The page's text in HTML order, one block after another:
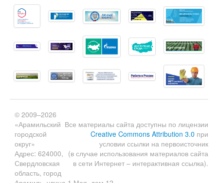
Все материалы сайта доступны по лицензии
Creative Commons Attribution 3.0 при
условии ссылки на первоисточник
(в случае использования материалов сайта
в сети Интернет – интерактивная ссылка).
© 2009–2026
«Арамильский
городской
округ»
Адрес: 624000,
Свердловская
область, город